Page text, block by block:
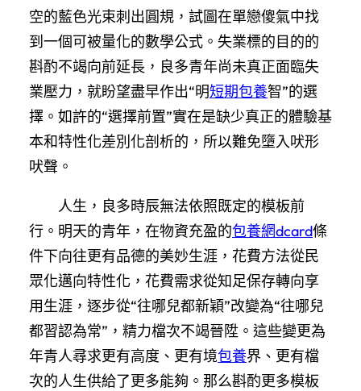
空的藍色光束刺出圓規，試圖在單戀傻氣中找
到一個可被量化的數學公式。失業標的目的的
斟酌不竭向前延長，良多青年尚未真正面臨失
業壓力，就盼望盡早作出“明短期包養智”的選
擇。如許的“選擇前置”實在是缺少真正的體驗基
本和特性化差別化剖析的，所以難免墮入吠形
吠聲。
人生，良多時辰無法依照既定的模板前
行。明天的青年，在物資充盈的包養網dcard條
件下向往更有品德的美妙生涯，花費方法從民
眾化邁向特性化，花費需求從知足保存轉向享
用生涯，逐步從“往哪兒都新穎”改變為“往哪兒
都習認為常”，精力檔次不竭晉陞。這些變更為
年青人尋求更有高度、更有境包養界、更有檔
次的人生供給了更多能夠。那么斟酌更多模板